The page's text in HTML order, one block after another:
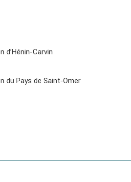
d’Hénin-Carvin
du Pays de Saint-Omer